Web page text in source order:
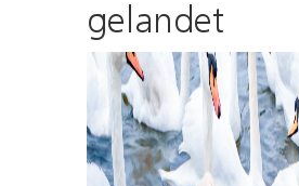
gelandet